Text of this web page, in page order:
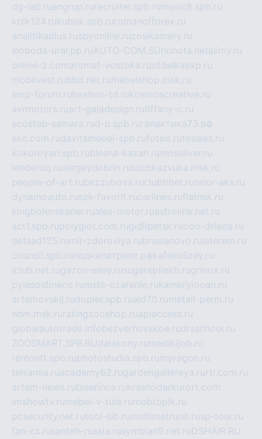
dg-lab.ruangrup.ru recruiter.spb.ru music8.spb.ru
krsk124.rukubok.spb.ru romanofforex.ru
analitikaplus.ruspyonline.ruzosikamery.ru
sloboda-ural.pp.ruAUTO-COM.SU hohota.netalimy.ru
online-z.comaromat-vostoka.ruotdelkaexp.ru
mobilvest.rubbd.net.ru mebelshop.msk.ru
smp-forum.rubastion-td.rukosmoscreative.ru
avrmotors.ruart-galadesign.rutiffany-c.ru
ecostep-samara.rud-p.spb.ru галактика73.рф
sko.com.rudavitamebel-spb.rufotsis.rutesiaes.ru
kokoroyari.spb.rublesna-kazan.ru mossilver.ru
lenderoq.rusergeydobrin.rutochkazvuka.msk.ru
people-of-art.rubezzubova.ruclubtibet.ruorior-aks.ru
dynamoauto.ruszk-favorit.rucarlines.ruflatnsk.ru
kingbolenskaner.rualex-motor.ruastroline.net.ru
act1.spb.rupolyglot.com.rugidlipetsk.ruooo-driada.ru
detsad125.ru mir-zdoroviya.rubruslanovo.rusiterem.ru
council.spb.ruлодкипатриот.рфkafekolizey.ru
iclub.net.rugazon-easy.rusugarepilekb.rugrinox.ru
pylesostineco.ru msts-ozarenie.rukameryjooan.ru
artemovskij.rudopler.spb.ruaid70.ru metall-perm.ru
ndm.msk.ru ratingzooshop.ruapiaccess.ru
globalautotrade.info bezverhovskoe.rudrsschool.ru
ZOOSMART.SPB.RUdalakony.ru medikijob.ru
remontt.spb.ruphotostudia.spb.ru myragon.ru
terramia.ruacademy62.rugardengallereya.ru rti.com.ru
artem-news.rubiserinca.rukrasnodarkurort.com
imshowtv.ru mebel-v-tule.ru mobtopik.ru
pcsecurity.net.rutool-sib.ru multimetrunit.rusp-tour.ru
fan-cs.rusanteh-russia.rusymbian9.net.ruDSHAIR.RU